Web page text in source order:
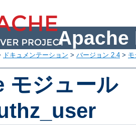
Apache
ドキュメンテーション > バージョン 2.4 >
モジュール